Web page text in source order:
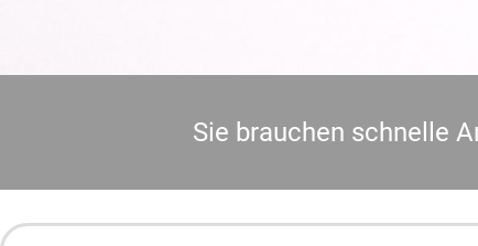
Sie brauchen schnelle